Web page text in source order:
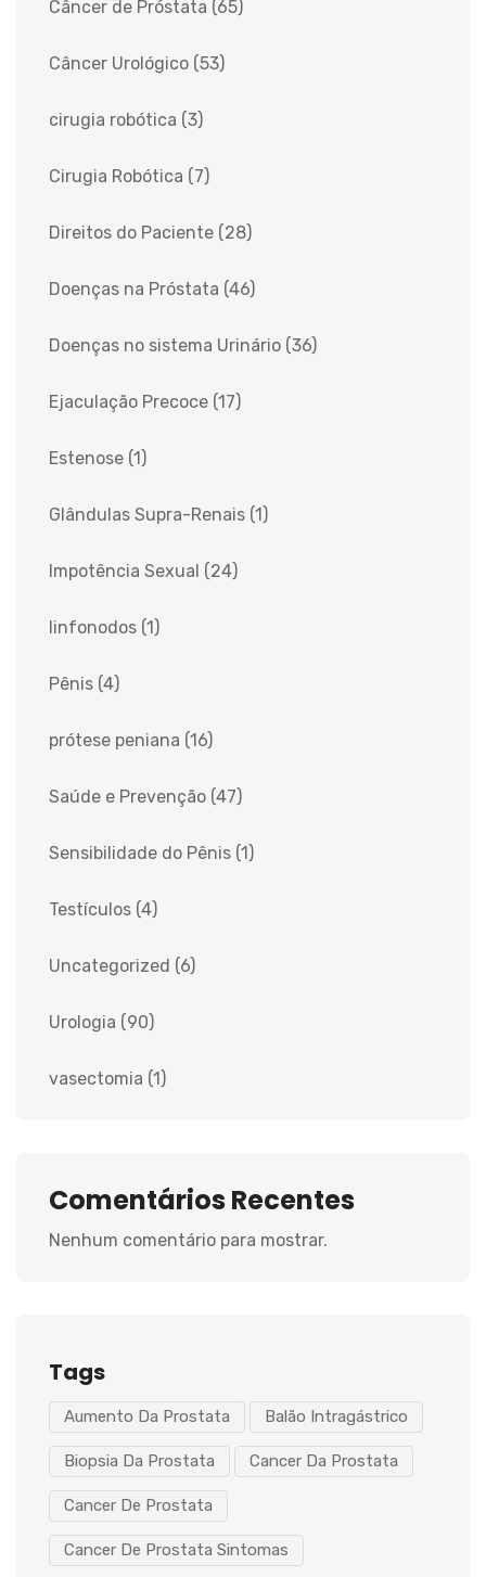
Câncer de Próstata (65)
Câncer Urológico (53)
cirugia robótica (3)
Cirugia Robótica (7)
Direitos do Paciente (28)
Doenças na Próstata (46)
Doenças no sistema Urinário (36)
Ejaculação Precoce (17)
Estenose (1)
Glândulas Supra-Renais (1)
Impotência Sexual (24)
linfonodos (1)
Pênis (4)
prótese peniana (16)
Saúde e Prevenção (47)
Sensibilidade do Pênis (1)
Testículos (4)
Uncategorized (6)
Urologia (90)
vasectomia (1)
Comentários Recentes
Nenhum comentário para mostrar.
Tags
Aumento Da Prostata Balão Intragástrico
Biopsia Da Prostata Cancer Da Prostata
Cancer De Prostata
Cancer De Prostata Sintomas